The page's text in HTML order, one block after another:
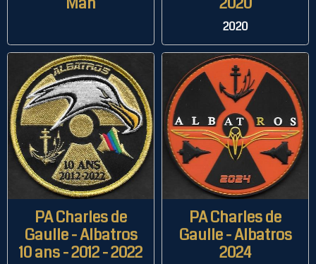
2020
PA Charles de
Gaulle - Albatros
10 ans - 2012 - 2022
PA Charles de
Gaulle - Albatros
2024